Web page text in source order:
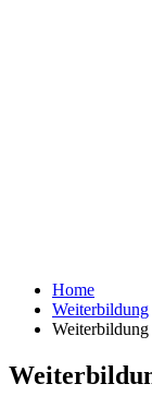
Home
Weiterbildung